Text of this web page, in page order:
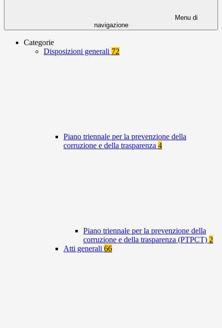
Menu di
navigazione
Categorie
Disposizioni generali 72
Piano triennale per la prevenzione della
corruzione e della trasparenza 4
Piano triennale per la prevenzione della
corruzione e della trasparenza (PTPCT) 2
Atti generali 66